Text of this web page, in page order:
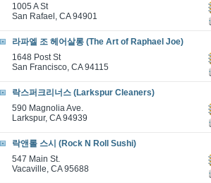
1005 A St
San Rafael, CA 94901
라파엘 조 헤어살롱 (The Art of Raphael Joe)
1648 Post St
San Francisco, CA 94115
락스퍼크리너스 (Larkspur Cleaners)
590 Magnolia Ave.
Larkspur, CA 94939
락앤롤 스시 (Rock N Roll Sushi)
547 Main St.
Vacaville, CA 95688